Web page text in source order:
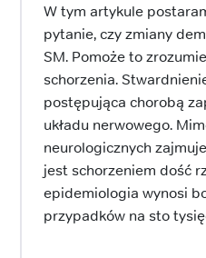
W tym artykule
pytanie, czy zmiany
SM. Pomoże to
schorzenia.
postępująca chorobą
układu nerwowego.
neurologicznych
jest schorzeniem dość
epidemiologia wynosi
przypadków na sto